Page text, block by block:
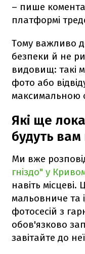
– пише
платформі
Тому важливо
безпеки й не
видовищ: такі
фото або
максимальною
Які ще
будуть вам
Ми вже
гніздо" у
навіть
мальовниче та
фотосесій з
обов'язково
завітайте до